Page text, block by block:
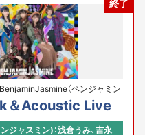
終了
（ベンジャミン
クライブイベント！
＆Acoustic Live
ャスミン)：浅倉うみ、吉永